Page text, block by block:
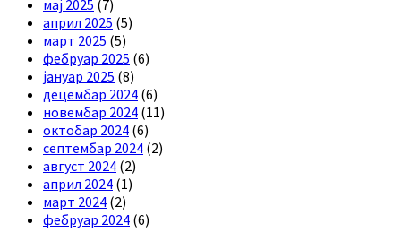
мај 2025 (7)
април 2025 (5)
март 2025 (5)
фебруар 2025 (6)
јануар 2025 (8)
децембар 2024 (6)
новембар 2024 (11)
октобар 2024 (6)
септембар 2024 (2)
август 2024 (2)
април 2024 (1)
март 2024 (2)
фебруар 2024 (6)